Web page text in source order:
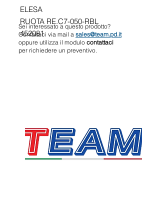
ELESA
RUOTA RE.C7-050-RBL
452081
Sei interessato a questo prodotto?
Contattaci via mail a sales@team.pd.it
oppure utilizza il modulo contattaci
per richiedere un preventivo.